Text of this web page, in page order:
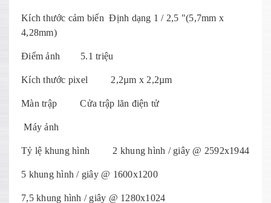
Kích thước cảm biến Định dạng 1 / 2,5 "(5,7mm x
4,28mm)
Điểm ảnh 5.1 triệu
Kích thước pixel 2,2µm x 2,2µm
Màn trập Cửa trập lăn điện tử
Máy ảnh
Tỷ lệ khung hình 2 khung hình / giây @ 2592x1944
5 khung hình / giây @ 1600x1200
7,5 khung hình / giây @ 1280x1024